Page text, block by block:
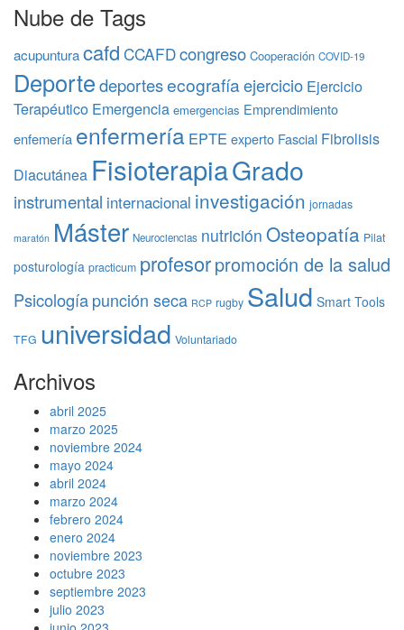
Nube de Tags
acupunturacafd CCAFDcongreso Cooperación COVID-19
Deportedeportesecografíaejercicio Ejercicio
Terapéutico Emergencia emergencias Emprendimiento
enfemería enfermería EPTE experto Fascial Fibrolisis
Diacutánea FisioterapiaGrado
instrumental internacional investigación jornadas
maratón Máster Neurociencias nutrición Osteopatía Pilat
posturología practicum profesorpromoción de la salud
Psicologíapunción seca RCP rugby Salud Smart Tools
TFG universidad Voluntariado
Archivos
abril 2025
marzo 2025
noviembre 2024
mayo 2024
abril 2024
marzo 2024
febrero 2024
enero 2024
noviembre 2023
octubre 2023
septiembre 2023
julio 2023